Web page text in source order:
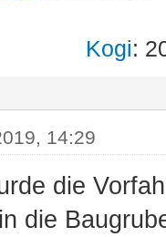
Kogi:
14:29
die
die